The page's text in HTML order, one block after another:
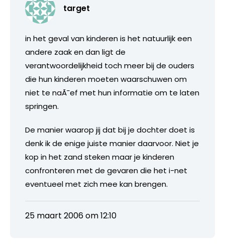
target
in het geval van kinderen is het natuurlijk een
andere zaak en dan ligt de
verantwoordelijkheid toch meer bij de ouders
die hun kinderen moeten waarschuwen om
niet te naÃ¯ef met hun informatie om te laten
springen.
De manier waarop jij dat bij je dochter doet is
denk ik de enige juiste manier daarvoor. Niet je
kop in het zand steken maar je kinderen
confronteren met de gevaren die het i-net
eventueel met zich mee kan brengen.
25 maart 2006 om 12:10